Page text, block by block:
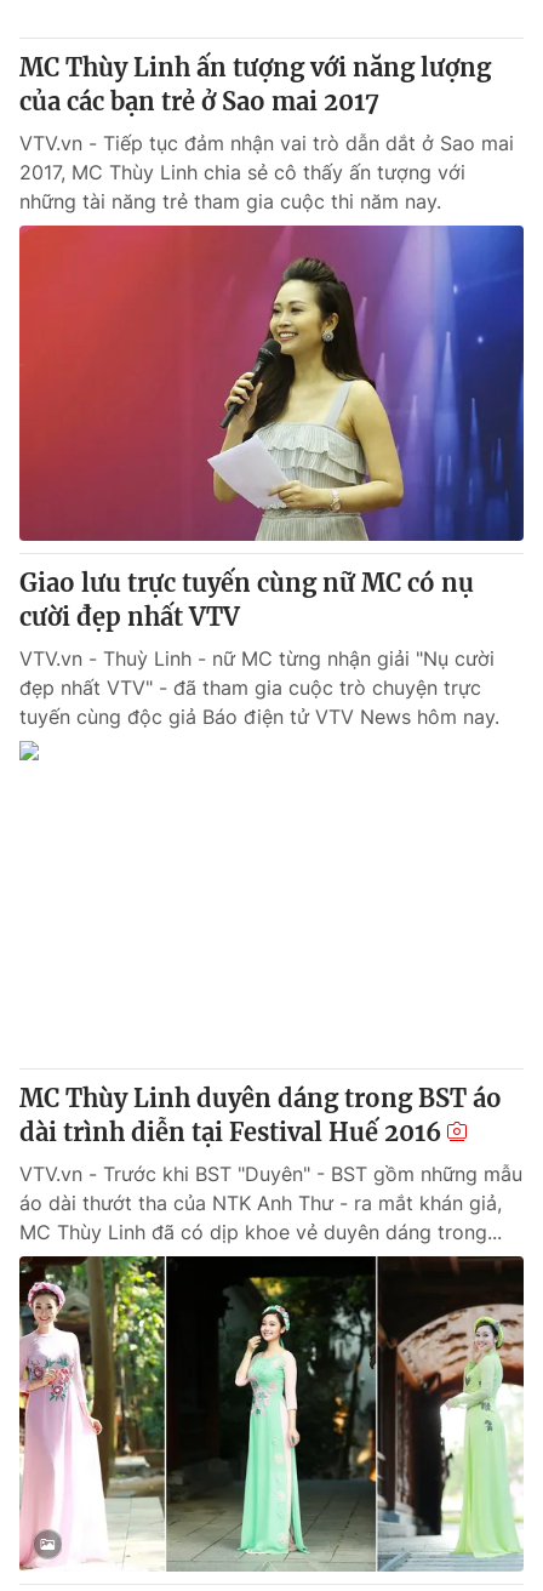
Tổng Biên tập:Vũ Thanh Thủy
Phó Tổng Biên tập:Nguyễn Thị Mỹ Hạnh, Phạm Quốc Thắng,
Nguyễn Trọng Ninh
Tổng đài VTV:
024.38 355 931 - 024.38 355 932
Ðiện thoại Thời báo VTV:024.66 897 897
Email:toasoan@vtv.vn
Liên hệ quảng cáo:024-7300.7108
® Cấm sao chép dưới mọi hình thức nếu không có sự chấp
thuận bằng văn bản. Ghi rõ nguồn VTV.vn khi phát hành lại
thông tin từ website này.
MC Thùy Linh ấn tượng với năng lượng
của các bạn trẻ ở Sao mai 2017
VTV.vn - Tiếp tục đảm nhận vai trò dẫn dắt ở Sao mai
2017, MC Thùy Linh chia sẻ cô thấy ấn tượng với
những tài năng trẻ tham gia cuộc thi năm nay.
Giao lưu trực tuyến cùng nữ MC có nụ
cười đẹp nhất VTV
VTV.vn - Thuỳ Linh - nữ MC từng nhận giải "Nụ cười
đẹp nhất VTV" - đã tham gia cuộc trò chuyện trực
tuyến cùng độc giả Báo điện tử VTV News hôm nay.
MC Thùy Linh duyên dáng trong BST áo
dài trình diễn tại Festival Huế 2016
VTV.vn - Trước khi BST "Duyên" - BST gồm những mẫu
áo dài thướt tha của NTK Anh Thư - ra mắt khán giả,
MC Thùy Linh đã có dịp khoe vẻ duyên dáng trong...